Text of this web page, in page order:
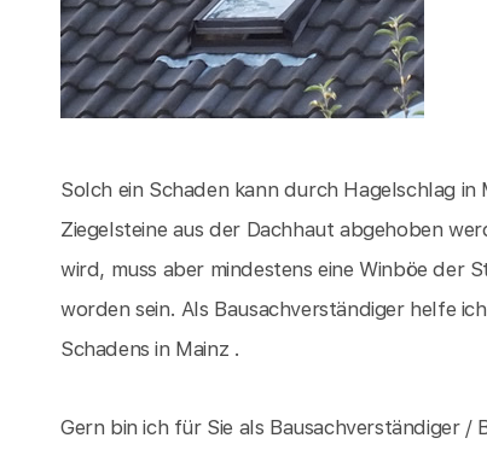
Solch ein Schaden kann durch Hagelschlag
Ziegelsteine aus der Dachhaut abgehoben
wird, muss aber mindestens eine Winböe der
worden sein. Als Bausachverständiger helfe
Schadens in Mainz .
Gern bin ich für Sie als Bausachverständiger /